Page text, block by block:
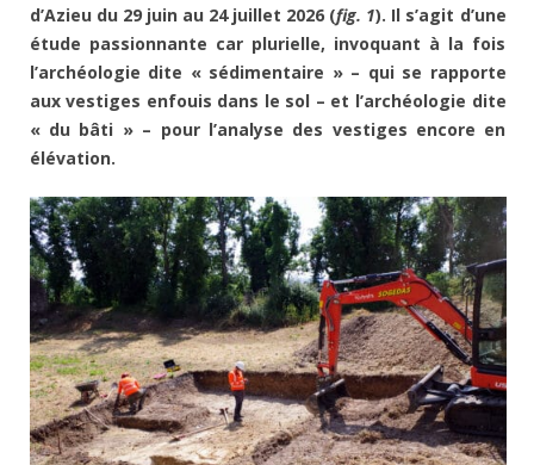
d’Azieu du 29 juin au 24 juillet 2026 (fig. 1). Il s’agit d’une
étude passionnante car plurielle, invoquant à la fois
l’archéologie dite « sédimentaire » – qui se rapporte
aux vestiges enfouis dans le sol – et l’archéologie dite
« du bâti » – pour l’analyse des vestiges encore en
élévation.